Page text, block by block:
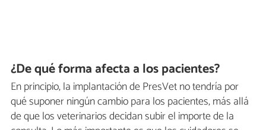
¿De qué forma afecta a los pacientes?
En principio, la implantación de PresVet no tendría por
qué suponer ningún cambio para los pacientes, más allá
de que los veterinarios decidan subir el importe de la